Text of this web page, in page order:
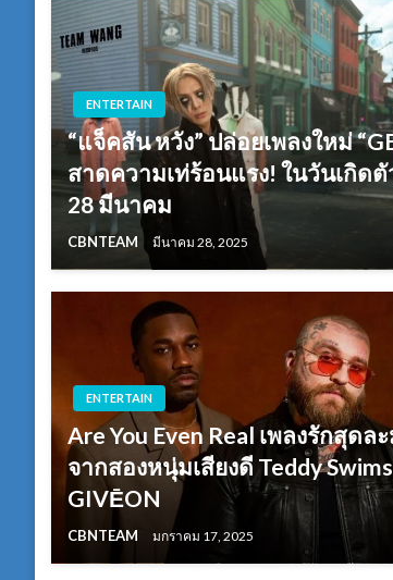
ENTERTAIN
“แจ็คสัน หวัง” ปล่อยเพลงใหม่
สาดความเท่ร้อนแรง! ในวันเกิดตั
28 มีนาคม
CBNTEAM มีนาคม 28, 2025
ENTERTAIN
Are You Even Real เพลงรักสุดล
จากสองหนุ่มเสียงดี Teddy
GIVĒON
CBNTEAM มกราคม 17, 2025